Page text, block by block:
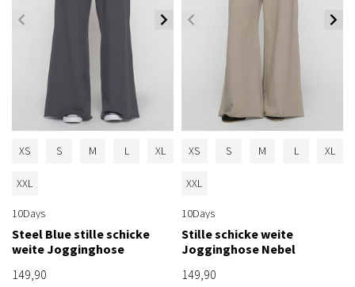
XS S M L XL
XXL
10Days
Steel Blue stille schicke
weite Jogginghose
149,90
XS S M L XL
XXL
10Days
Stille schicke weite
Jogginghose Nebel
149,90